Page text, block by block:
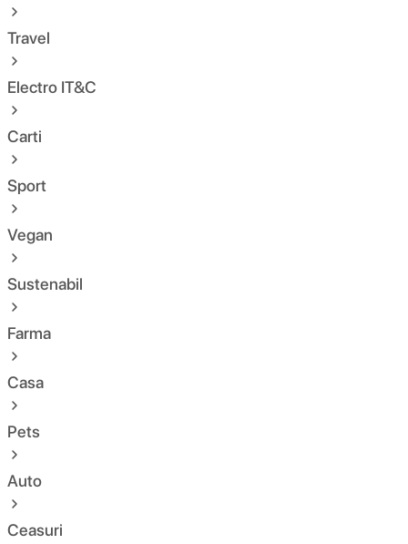
Travel
Electro IT&C
Carti
Sport
Vegan
Sustenabil
Farma
Casa
Pets
Auto
Ceasuri